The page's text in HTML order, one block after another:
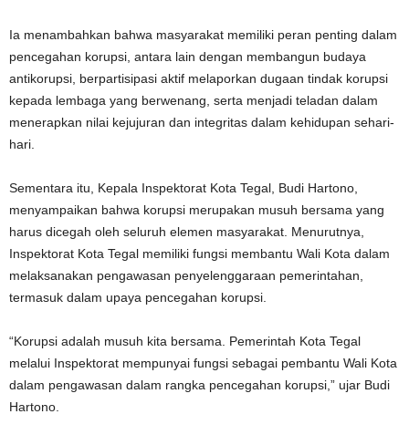
Ia menambahkan bahwa masyarakat memiliki peran penting dalam
pencegahan korupsi, antara lain dengan membangun budaya
antikorupsi, berpartisipasi aktif melaporkan dugaan tindak korupsi
kepada lembaga yang berwenang, serta menjadi teladan dalam
menerapkan nilai kejujuran dan integritas dalam kehidupan sehari-
hari.
Sementara itu, Kepala Inspektorat Kota Tegal, Budi Hartono,
menyampaikan bahwa korupsi merupakan musuh bersama yang
harus dicegah oleh seluruh elemen masyarakat. Menurutnya,
Inspektorat Kota Tegal memiliki fungsi membantu Wali Kota dalam
melaksanakan pengawasan penyelenggaraan pemerintahan,
termasuk dalam upaya pencegahan korupsi.
“Korupsi adalah musuh kita bersama. Pemerintah Kota Tegal
melalui Inspektorat mempunyai fungsi sebagai pembantu Wali Kota
dalam pengawasan dalam rangka pencegahan korupsi,” ujar Budi
Hartono.